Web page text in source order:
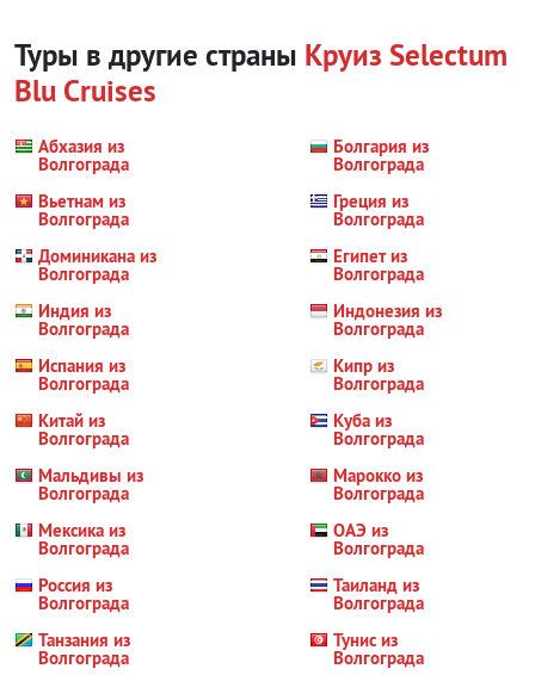
Туры в другие страны Круиз Selectum
Blu Cruises
Абхазия из
Волгограда
Болгария из
Волгограда
Вьетнам из
Волгограда
Греция из
Волгограда
Доминикана из
Волгограда
Египет из
Волгограда
Индия из
Волгограда
Индонезия из
Волгограда
Испания из
Волгограда
Кипр из
Волгограда
Китай из
Волгограда
Куба из
Волгограда
Мальдивы из
Волгограда
Марокко из
Волгограда
Мексика из
Волгограда
ОАЭ из
Волгограда
Россия из
Волгограда
Таиланд из
Волгограда
Танзания из
Волгограда
Тунис из
Волгограда